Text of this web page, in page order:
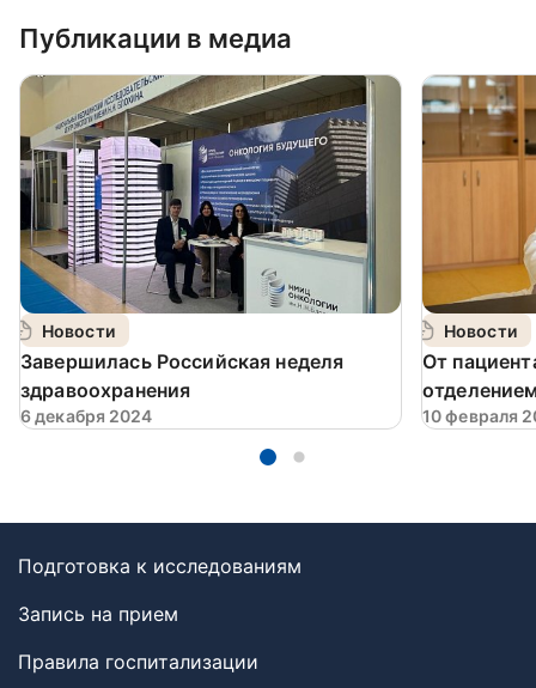
Публикации в медиа
Новости
Завершилась Российская неделя
здравоохранения
6 декабря 2024
Новости
От
10 февраля
Подготовка к исследованиям
Запись на прием
Правила госпитализации